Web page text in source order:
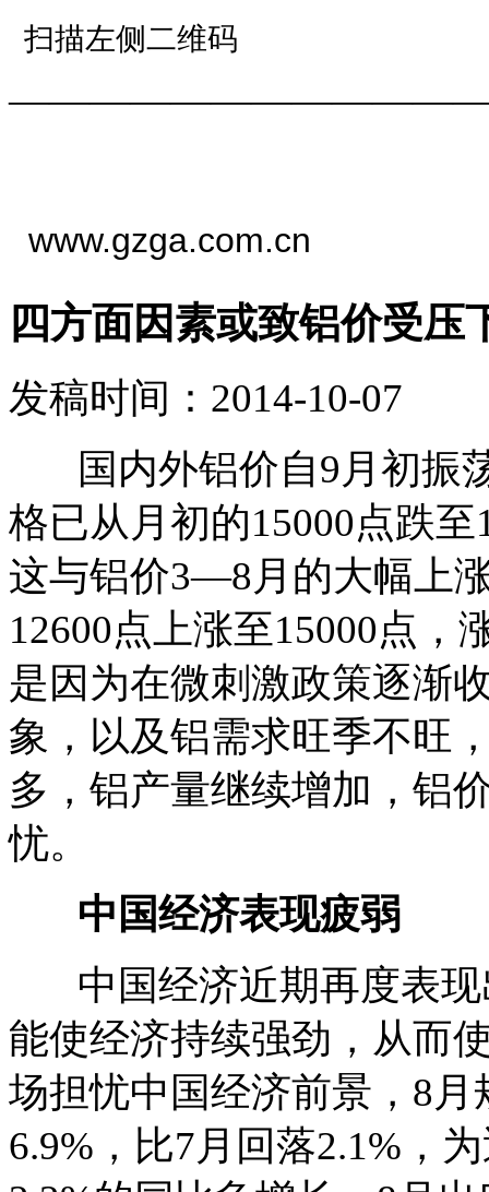
扫描左侧二维码
———————————
www.gzga.com.cn
四方面因素或致铝价受压
发稿时间：2014-10-07
国内外铝价自9月初振
格已从月初的15000点跌
这与铝价3—8月的大幅上
12600点上涨至15000点，
是因为在微刺激政策逐渐
象，以及铝需求旺季不旺
多，铝产量继续增加，铝
忧。
中国经济表现疲弱
中国经济近期再度表现
能使经济持续强劲，从而
场担忧中国经济前景，8
6.9%，比7月回落2.1%，